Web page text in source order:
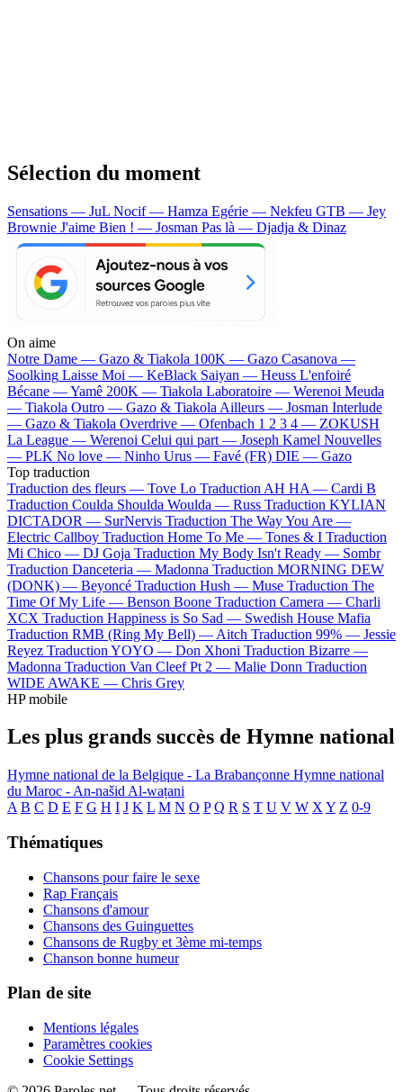
Sélection du moment
Sensations — JuL Nocif — Hamza Egérie — Nekfeu GTB — Jey
Brownie J'aime Bien ! — Josman Pas là — Djadja & Dinaz
On aime
Notre Dame — Gazo & Tiakola 100K — Gazo Casanova —
Soolking Laisse Moi — KeBlack Saiyan — Heuss L'enfoiré
Bécane —Yamê 200K — Tiakola Laboratoire — Werenoi Meuda
— Tiakola Outro — Gazo & Tiakola Ailleurs — Josman Interlude
— Gazo & Tiakola Overdrive — Ofenbach 1 2 3 4 — ZOKUSH
La League — Werenoi Celui qui part — Joseph Kamel Nouvelles
— PLK No love — Ninho Urus — Favé (FR) DIE — Gazo
Top traduction
Traduction des fleurs — Tove Lo Traduction AH HA — Cardi B
Traduction Coulda Shoulda Woulda — Russ Traduction KYLIAN
DICTADOR — SurNervis Traduction The Way You Are —
Electric Callboy Traduction Home To Me — Tones & I Traduction
Mi Chico — DJ Goja Traduction My Body Isn't Ready — Sombr
Traduction Danceteria — Madonna Traduction MORNING DEW
(DONK) — Beyoncé Traduction Hush — Muse Traduction The
Time Of My Life — Benson Boone Traduction Camera — Charli
XCX Traduction Happiness is So Sad — Swedish House Mafia
Traduction RMB (Ring My Bell) — Aitch Traduction 99% — Jessie
Reyez Traduction YOYO — Don Xhoni Traduction Bizarre —
Madonna Traduction Van Cleef Pt 2 — Malie Donn Traduction
WIDE AWAKE — Chris Grey
HP mobile
Les plus grands succès de Hymne national
Hymne national de la Belgique - La Brabançonne Hymne national
du Maroc - An-našid Al-waṭani
A B C D E F G H I J K L M N O P Q R S T U V W X Y Z 0-9
Thématiques
Chansons pour faire le sexe
Rap Français
Chansons d'amour
Chansons des Guinguettes
Chansons de Rugby et 3ème mi-temps
Chanson bonne humeur
Plan de site
Mentions légales
Paramètres cookies
Cookie Settings